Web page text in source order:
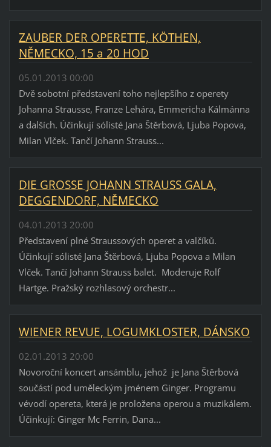
ZAUBER DER OPERETTE, KÖTHEN,
NĚMECKO, 15 a 20 HOD
05.01.2013 00:00
Dvě sobotní představení toho nejlepšího z operety
Johanna Strausse, Franze Lehára, Emmericha Kálmánna
a dalších. Účinkují sólisté Jana Štěrbová, Ljuba Popova,
Milan Vlček. Tančí Johann Strauss...
DIE GROSSE JOHANN STRAUSS GALA,
DEGGENDORF, NĚMECKO
04.01.2013 20:00
Představení plné Straussových operet a valčíků.
Účinkují sólisté Jana Štěrbová, Ljuba Popova a Milan
Vlček. Tančí Johann Strauss balet. Moderuje Rolf
Hartge. Pražský rozhlasový orchestr...
WIENER REVUE, LOGUMKLOSTER, DÁNSKO
02.01.2013 20:00
Novoroční koncert ansámblu, jehož je Jana Štěrbová
součástí pod uměleckým jménem Ginger. Programu
vévodí opereta, která je proložena operou a muzikálem.
Účinkují: Ginger Mc Ferrin, Dana...